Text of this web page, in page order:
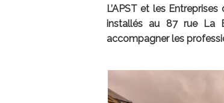
L’APST et les
installés au 87 rue La
accompagner les